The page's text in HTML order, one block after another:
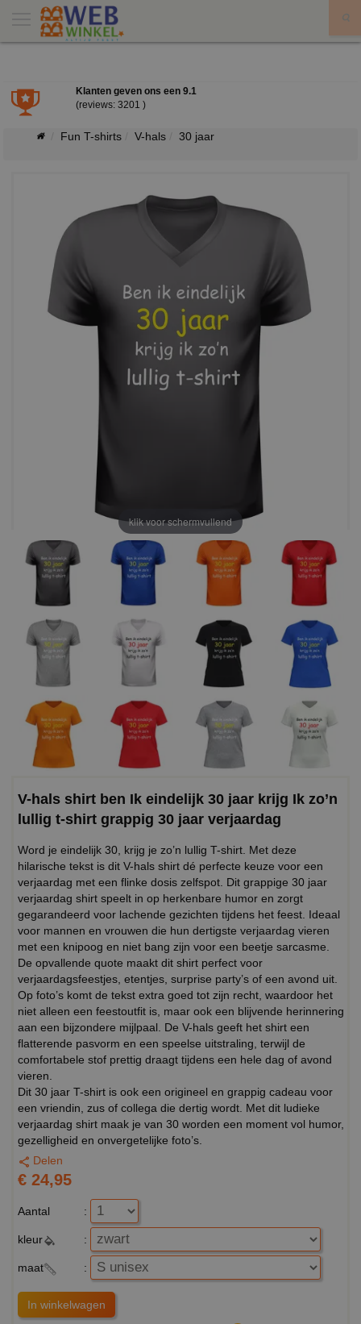
Klanten geven ons een 9.1
(reviews: 3201 )
Fun T-shirts V-hals 30 jaar
klik voor schermvullend
V-hals shirt ben Ik eindelijk 30 jaar krijg Ik zo’n
lullig t-shirt grappig 30 jaar verjaardag
Word je eindelijk 30, krijg je zo’n lullig T-shirt. Met deze
hilarische tekst is dit V-hals shirt dé perfecte keuze voor een
verjaardag met een flinke dosis zelfspot. Dit grappige 30 jaar
verjaardag shirt speelt in op herkenbare humor en zorgt
gegarandeerd voor lachende gezichten tijdens het feest. Ideaal
voor mannen en vrouwen die hun dertigste verjaardag vieren
met een knipoog en niet bang zijn voor een beetje sarcasme.
De opvallende quote maakt dit shirt perfect voor
verjaardagsfeestjes, etentjes, surprise party’s of een avond uit.
Op foto’s komt de tekst extra goed tot zijn recht, waardoor het
niet alleen een feestoutfit is, maar ook een blijvende herinnering
aan een bijzondere mijlpaal. De V-hals geeft het shirt een
flatterende pasvorm en een speelse uitstraling, terwijl de
comfortabele stof prettig draagt tijdens een hele dag of avond
vieren.
Dit 30 jaar T-shirt is ook een origineel en grappig cadeau voor
een vriendin, zus of collega die dertig wordt. Met dit ludieke
verjaardag shirt maak je van 30 worden een moment vol humor,
gezelligheid en onvergetelijke foto’s.
Delen
€ 24,95
Aantal :
kleur :
maat :